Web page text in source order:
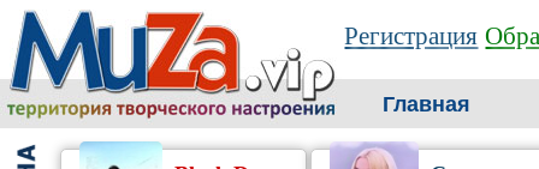
Регистрация
Главная